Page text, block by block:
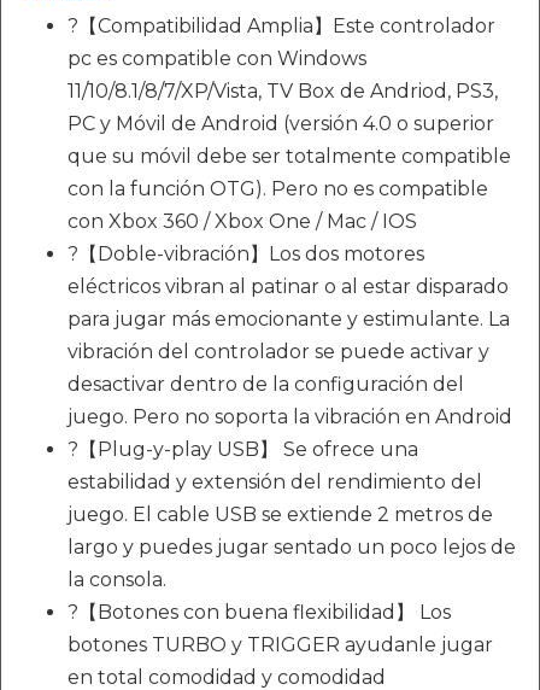
?【Compatibilidad Amplia】Este controlador
pc es compatible con Windows
11/10/8.1/8/7/XP/Vista, TV Box de Andriod, PS3,
PC y Móvil de Android (versión 4.0 o superior
que su móvil debe ser totalmente compatible
con la función OTG). Pero no es compatible
con Xbox 360 / Xbox One / Mac / IOS
?【Doble-vibración】Los dos motores
eléctricos vibran al patinar o al estar disparado
para jugar más emocionante y estimulante. La
vibración del controlador se puede activar y
desactivar dentro de la configuración del
juego. Pero no soporta la vibración en Android
?【Plug-y-play USB】 Se ofrece una
estabilidad y extensión del rendimiento del
juego. El cable USB se extiende 2 metros de
largo y puedes jugar sentado un poco lejos de
la consola.
?【Botones con buena flexibilidad】 Los
botones TURBO y TRIGGER ayudanle jugar
en total comodidad y comodidad